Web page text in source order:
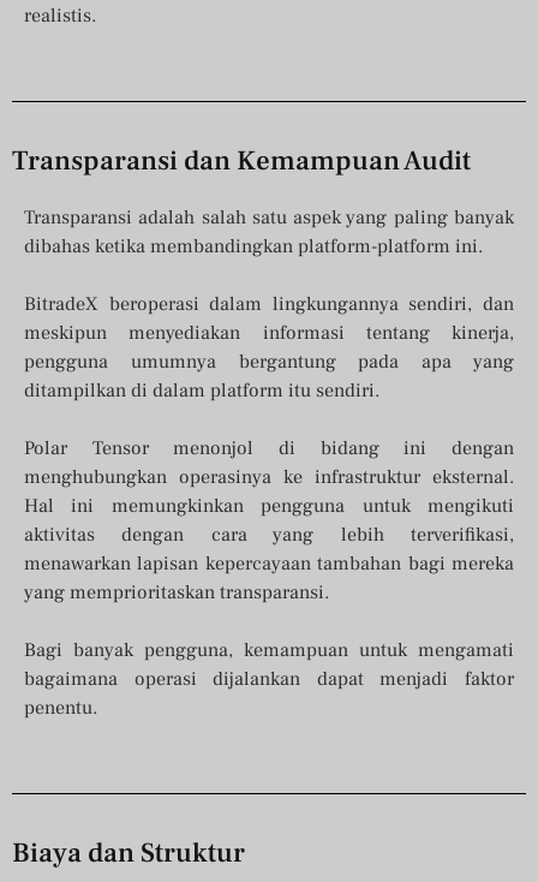
realistis.
Transparansi dan Kemampuan Audit
Transparansi adalah salah satu aspek yang paling banyak
dibahas ketika membandingkan platform-platform ini.
BitradeX beroperasi dalam lingkungannya sendiri, dan
meskipun menyediakan informasi tentang kinerja,
pengguna umumnya bergantung pada apa yang
ditampilkan di dalam platform itu sendiri.
Polar Tensor menonjol di bidang ini dengan
menghubungkan operasinya ke infrastruktur eksternal.
Hal ini memungkinkan pengguna untuk mengikuti
aktivitas dengan cara yang lebih terverifikasi,
menawarkan lapisan kepercayaan tambahan bagi mereka
yang memprioritaskan transparansi.
Bagi banyak pengguna, kemampuan untuk mengamati
bagaimana operasi dijalankan dapat menjadi faktor
penentu.
Biaya dan Struktur